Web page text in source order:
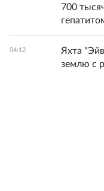
700
04:12
Яхта
землю с